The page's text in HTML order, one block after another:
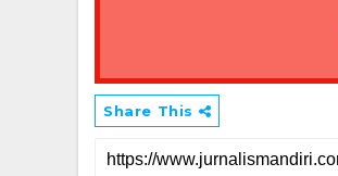
Share This